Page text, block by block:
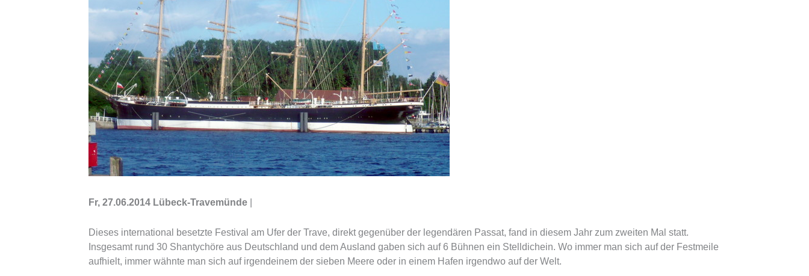
Fr, 27.06.2014 Lübeck-Travemünde
Dieses international besetzte Festival am Ufer der Trave, direkt gegenüber der legendären Passat, fand in diesem Jahr zum zweiten Mal statt.
Insgesamt rund 30 Shantychöre aus Deutschland und dem Ausland gaben sich auf 6 Bühnen ein Stelldichein. Wo immer man sich auf der Festmeile
aufhielt, immer wähnte man sich auf irgendeinem der sieben Meere oder in einem Hafen irgendwo auf der Welt.